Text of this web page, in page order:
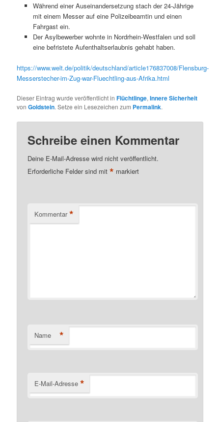
Während einer Auseinandersetzung stach der 24-Jährige
mit einem Messer auf eine Polizeibeamtin und einen
Fahrgast ein.
Der Asylbewerber wohnte in Nordrhein-Westfalen und soll
eine befristete Aufenthaltserlaubnis gehabt haben.
https://www.welt.de/politik/deutschland/article176837008/Flensburg-
Messerstecher-im-Zug-war-Fluechtling-aus-Afrika.html
Dieser Eintrag wurde veröffentlicht inFlüchtlinge,Innere Sicherheit
vonGoldstein. Setze ein Lesezeichen zum Permalink.
Schreibe einen Kommentar
Deine E-Mail-Adresse wird nicht veröffentlicht.
Erforderliche Felder sind mit* markiert
Kommentar *
Name *
E-Mail-Adresse *